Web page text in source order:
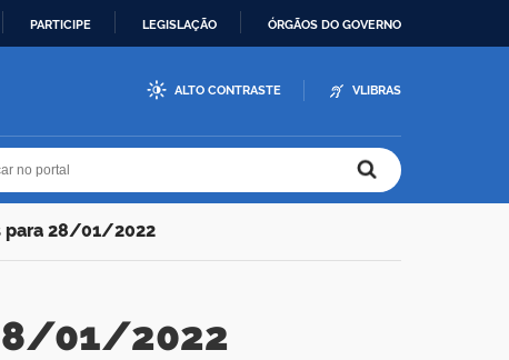
PARTICIPE LEGISLAÇÃO ÓRGÃOS DO GOVERNO
ALTO CONTRASTE VLIBRAS
para 28/01/2022
01/2022